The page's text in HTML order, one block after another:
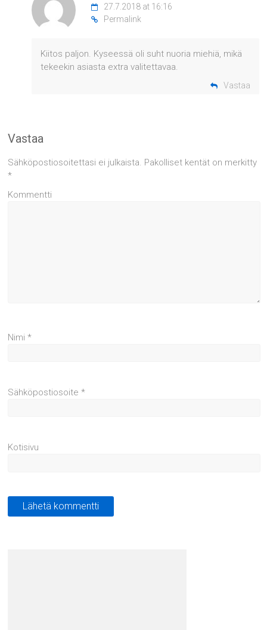
27.7.2018 at 16:16
Permalink
Kiitos paljon. Kyseessä oli suht nuoria miehiä, mikä
tekeekin asiasta extra valitettavaa.
Vastaa
Vastaa
Sähköpostiosoitettasi ei julkaista. Pakolliset kentät on merkitty
*
Kommentti
Nimi*
Sähköpostiosoite*
Kotisivu